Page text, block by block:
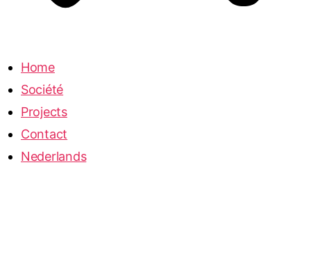
Home
Société
Projects
Contact
Nederlands